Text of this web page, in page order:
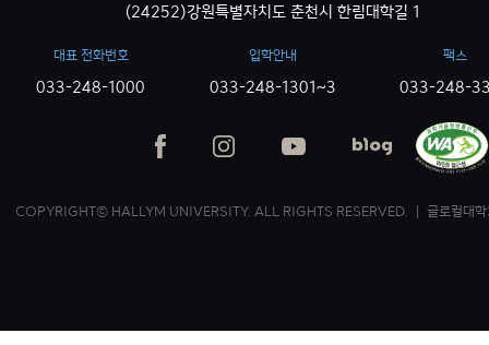
(24252)강원특별자치도 춘천시 한림대학길 1
대표 전화번호
033-248-1000
입학안내
033-248-1301~3
팩스
033-248-
COPYRIGHT© HALLYM UNIVERSITY. ALL RIGHTS RESERVED. ｜ 글로컬대